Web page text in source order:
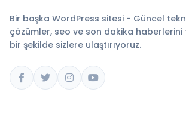
Bir başka WordPress sitesi - Güncel
çözümler, seo ve son dakika haberlerini
bir şekilde sizlere ulaştırıyoruz.